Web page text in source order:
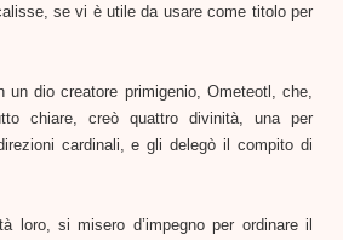
se vi è utile da usare come titolo per
un dio creatore primigenio, Ometeotl, che,
chiare, creò quattro divinità, una per
cardinali, e gli delegò il compito di
loro, si misero d’impegno per ordinare il